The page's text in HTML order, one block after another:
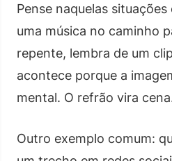
Pense naquelas
uma música no caminho
repente, lembra de um
acontece porque a
mental. O refrão vira
Outro exemplo comum: